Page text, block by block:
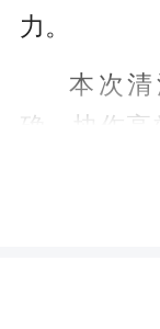
力。
本次
确、协作
泥、池壁